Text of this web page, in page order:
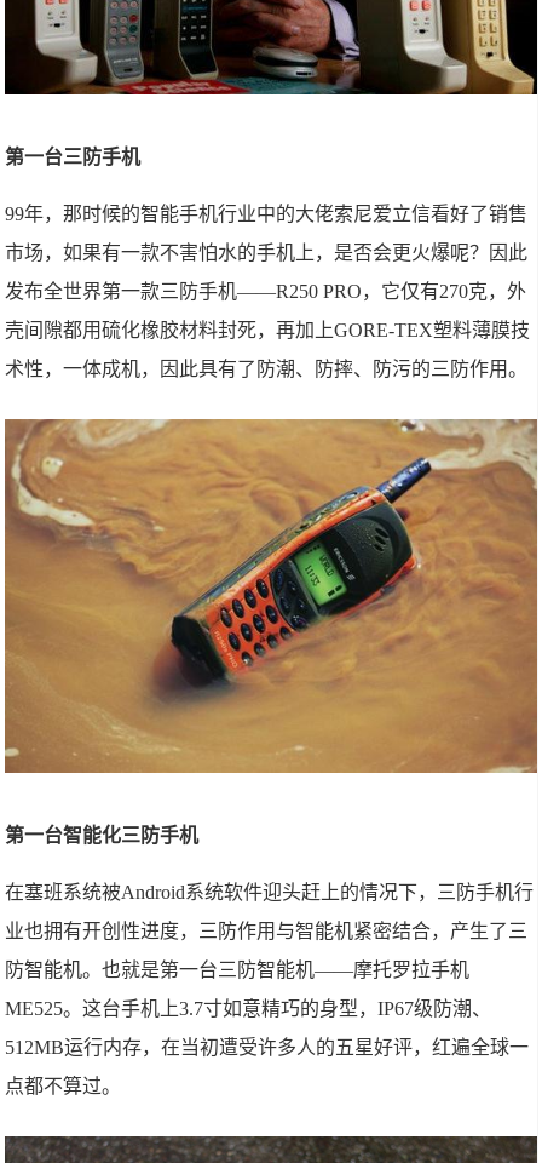
第一台三防手机
99年，那时候的智能手机行业中的大佬索尼爱立信看好了销售
市场，如果有一款不害怕水的手机上，是否会更火爆呢？因此
发布全世界第一款三防手机——R250 PRO，它仅有270克，外
壳间隙都用硫化橡胶材料封死，再加上GORE-TEX塑料薄膜技
术性，一体成机，因此具有了防潮、防摔、防污的三防作用。
第一台智能化三防手机
在塞班系统被Android系统软件迎头赶上的情况下，三防手机行
业也拥有开创性进度，三防作用与智能机紧密结合，产生了三
防智能机。也就是第一台三防智能机——摩托罗拉手机
ME525。这台手机上3.7寸如意精巧的身型，IP67级防潮、
512MB运行内存，在当初遭受许多人的五星好评，红遍全球一
点都不算过。